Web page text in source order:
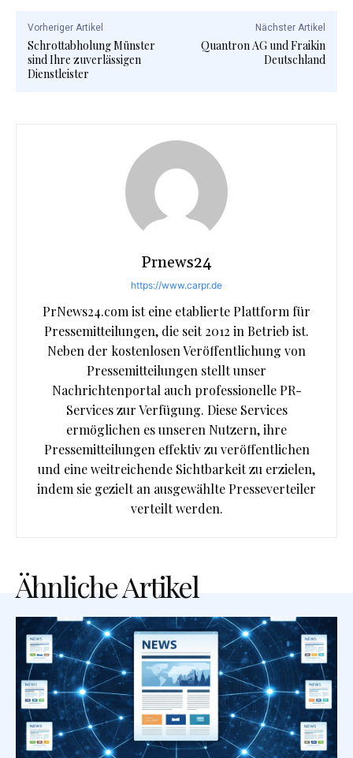
Vorheriger Artikel
Schrottabholung Münster
sind Ihre zuverlässigen
Dienstleister
Nächster Artikel
Quantron AG und Fraikin
Deutschland
Prnews24
https://www.carpr.de
PrNews24.com ist eine etablierte Plattform für
Pressemitteilungen, die seit 2012 in Betrieb ist.
Neben der kostenlosen Veröffentlichung von
Pressemitteilungen stellt unser
Nachrichtenportal auch professionelle PR-
Services zur Verfügung. Diese Services
ermöglichen es unseren Nutzern, ihre
Pressemitteilungen effektiv zu veröffentlichen
und eine weitreichende Sichtbarkeit zu erzielen,
indem sie gezielt an ausgewählte Presseverteiler
verteilt werden.
Ähnliche Artikel